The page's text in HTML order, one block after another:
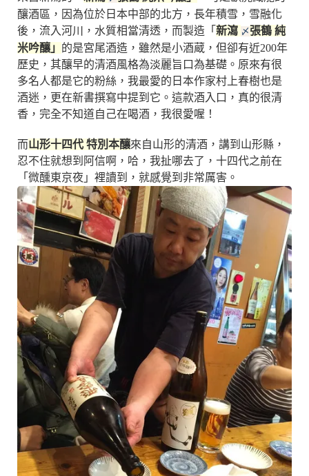
釀酒區，因為位於日本中部的北方，長年積雪，雪融化
後，流入河川，水質相當清透，而製造「 新瀉 〆 張鶴 純
米吟釀」 的是宮尾酒造，雖然是小酒蔵，但卻有近200年
歷史，其釀早的清酒風格為淡麗旨口為基礎。原來有很
多名人都是它的粉絲，我最愛的日本作家村上春樹也是
酒迷，更在新書撰寫中提到它。這款酒入口，真的很清
香，完全不知道自己在喝酒，我很愛喔！
而山形十四代 特別本釀來自山形的清酒，講到山形縣，
忍不住就想到阿信啊，哈，我扯哪去了，十四代之前在
「微醺東京夜」裡讀到，就感覺到非常厲害。